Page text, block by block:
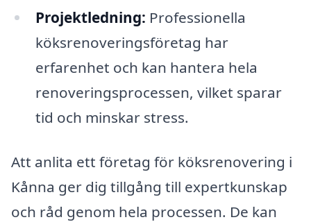
Projektledning: Professionella
köksrenoveringsföretag har
erfarenhet och kan hantera hela
renoveringsprocessen, vilket sparar
tid och minskar stress.
Att anlita ett företag för köksrenovering i
Kånna ger dig tillgång till expertkunskap
och råd genom hela processen. De kan